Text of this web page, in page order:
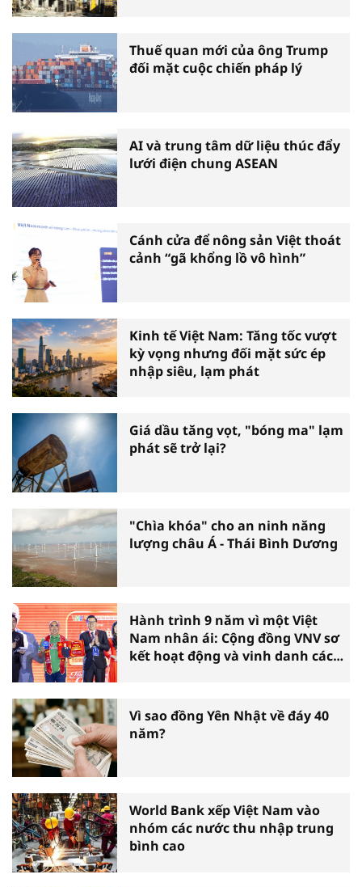
Thuế quan mới của ông Trump
đối mặt cuộc chiến pháp lý
AI và trung tâm dữ liệu thúc đẩy
lưới điện chung ASEAN
Cánh cửa để nông sản Việt thoát
cảnh “gã khổng lồ vô hình”
Kinh tế Việt Nam: Tăng tốc vượt
kỳ vọng nhưng đối mặt sức ép
nhập siêu, lạm phát
Giá dầu tăng vọt, "bóng ma" lạm
phát sẽ trở lại?
"Chìa khóa" cho an ninh năng
lượng châu Á - Thái Bình Dương
Hành trình 9 năm vì một Việt
Nam nhân ái: Cộng đồng VNV sơ
kết hoạt động và vinh danh các
Vì sao đồng Yên Nhật về đáy 40
năm?
World Bank xếp Việt Nam vào
nhóm các nước thu nhập trung
bình cao